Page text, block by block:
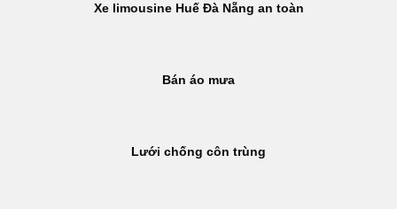
Xe limousine Huế Đà Nẵng an toàn
Bán áo mưa
Lưới chống côn trùng